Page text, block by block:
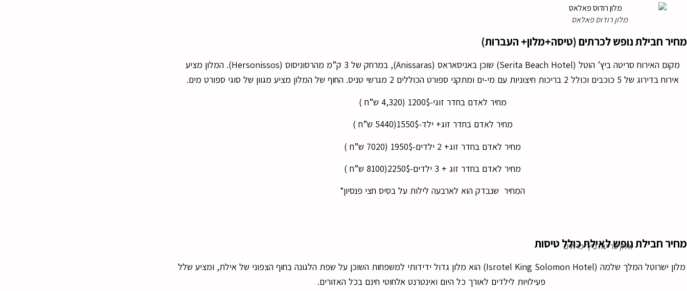
מלון רודוס פאלאס
מחיר חבילת נופש לכרתים (טיסה+מלון+ העברות)
מקום האירוח סריטה ביץ’ הוטל (Serita Beach Hotel) שוכן באניסאראס (Anissaras), במרחק של 3 ק”מ מהרסוניסוס (Hersonissos). המלון מציע
אירוח בדירוג של 5 כוכבים וכולל 2 בריכות חיצוניות עם מי-ים ומתקני ספורט הכוללים 2 מגרשי טניס. החוף של המלון מציע מגוון של סוגי ספורט מים.
מחיר לאדם בחדר זוגי-1200$ (4,320 ש”ח )
מחיר לאדם בחדר זוג+ ילד-1550$(5440 ש”ח )
מחיר לאדם בחדר זוג+ 2 ילדים-1950$ (7020 ש”ח )
מחיר לאדם בחדר זוג + 3 ילדים-2250$(8100 ש”ח )
המחיר שנבדק הוא לארבעה לילות על בסיס חצי פנסיון*
מלון סריטה ביץ' כרתים
מחיר חבילת נופש לאילת כולל טיסות
מלון ישרוטל המלך שלמה (Isrotel King Solomon Hotel) הוא מלון גדול ידידותי למשפחות השוכן על שפת הלגונה בחוף הצפוני של אילת, ומציע שלל
פעילויות לילדים לאורך כל היום ואינטרנט אלחוטי חינם בכל האזורים.